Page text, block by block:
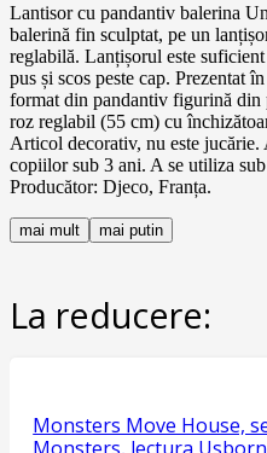
Lantisor cu pandantiv balerina
balerină fin sculptat, pe un
reglabilă. Lanțișorul este
pus și scos peste cap. Prezentat
format din pandantiv figurină din
roz reglabil (55 cm) cu
Articol decorativ, nu este
copiilor sub 3 ani. A se utiliza
Producător: Djeco, Franța.
mai mult mai putin
La reducere:
Monsters Move House,